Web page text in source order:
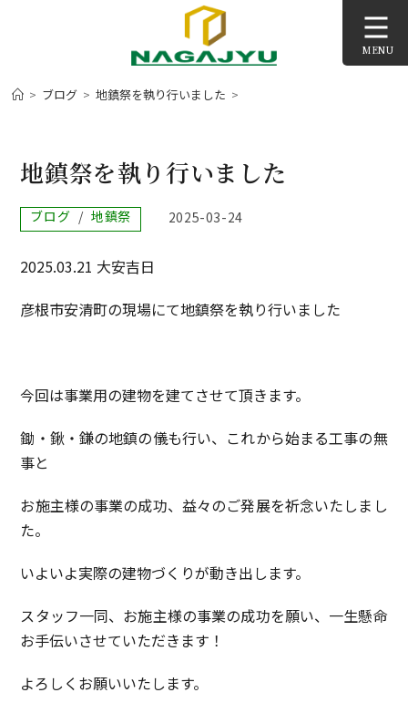
MENU
> ブログ > 地鎮祭を執り行いました >
地鎮祭を執り行いました
投
稿
テ
リ
ー:
ブログ / 地鎮祭
投
2025-03-24
2025.03.21 大安吉日
彦根市安清町の現場にて地鎮祭を執り行いました
今回は事業用の建物を建てさせて頂きます。
鋤・鍬・鎌の地鎮の儀も行い、これから始まる工事の無
事と
お施主様の事業の成功、益々のご発展を祈念いたしまし
た。
いよいよ実際の建物づくりが動き出します。
スタッフ一同、お施主様の事業の成功を願い、一生懸命
お手伝いさせていただきます！
よろしくお願いいたします。